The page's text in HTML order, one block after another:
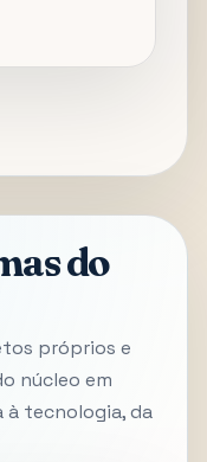
do
próprios e
núcleo em
à tecnologia, da